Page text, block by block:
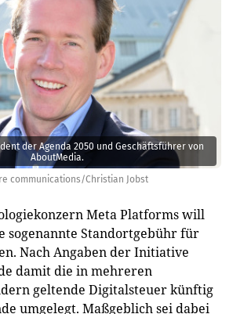
communications/Christian Jobst
der Agenda 2050 und Geschäftsführer von
AboutMedia.
Meta Platforms will
sogenannte Standortgebühr für
Nach Angaben der Initiative
damit die in mehreren
geltende Digitalsteuer künftig
umgelegt. Maßgeblich sei dabei